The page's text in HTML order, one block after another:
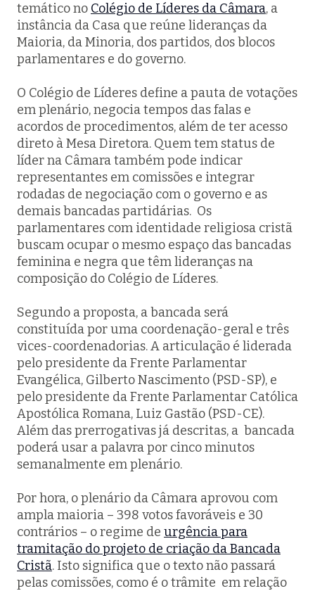
temático no Colégio de Líderes da Câmara, a
instância da Casa que reúne lideranças da
Maioria, da Minoria, dos partidos, dos blocos
parlamentares e do governo.
O Colégio de Líderes define a pauta de votações
em plenário, negocia tempos das falas e
acordos de procedimentos, além de ter acesso
direto à Mesa Diretora. Quem tem status de
líder na Câmara também pode indicar
representantes em comissões e integrar
rodadas de negociação com o governo e as
demais bancadas partidárias. Os
parlamentares com identidade religiosa cristã
buscam ocupar o mesmo espaço das bancadas
feminina e negra que têm lideranças na
composição do Colégio de Líderes.
Segundo a proposta, a bancada será
constituída por uma coordenação-geral e três
vices-coordenadorias. A articulação é liderada
pelo presidente da Frente Parlamentar
Evangélica, Gilberto Nascimento (PSD-SP), e
pelo presidente da Frente Parlamentar Católica
Apostólica Romana, Luiz Gastão (PSD-CE).
Além das prerrogativas já descritas, a bancada
poderá usar a palavra por cinco minutos
semanalmente em plenário.
Por hora, o plenário da Câmara aprovou com
ampla maioria – 398 votos favoráveis e 30
contrários – o regime de urgência para
tramitação do projeto de criação da Bancada
Cristã. Isto significa que o texto não passará
pelas comissões, como é o trâmite em relação